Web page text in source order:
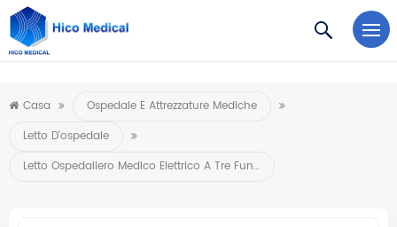
https://www.microsoft.com/en-us/microsoft-teams/log-in
Casa
Ospedale E Attrezzature Mediche
Letto D'ospedale
Letto Ospedaliero Medico Elettrico A Tre Funzioni